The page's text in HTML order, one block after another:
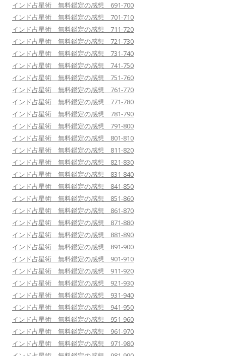
インド占星術 無料鑑定の感想 691-700
インド占星術 無料鑑定の感想 701-710
インド占星術 無料鑑定の感想 711-720
インド占星術 無料鑑定の感想 721-730
インド占星術 無料鑑定の感想 731-740
インド占星術 無料鑑定の感想 741-750
インド占星術 無料鑑定の感想 751-760
インド占星術 無料鑑定の感想 761-770
インド占星術 無料鑑定の感想 771-780
インド占星術 無料鑑定の感想 781-790
インド占星術 無料鑑定の感想 791-800
インド占星術 無料鑑定の感想 801-810
インド占星術 無料鑑定の感想 811-820
インド占星術 無料鑑定の感想 821-830
インド占星術 無料鑑定の感想 831-840
インド占星術 無料鑑定の感想 841-850
インド占星術 無料鑑定の感想 851-860
インド占星術 無料鑑定の感想 861-870
インド占星術 無料鑑定の感想 871-880
インド占星術 無料鑑定の感想 881-890
インド占星術 無料鑑定の感想 891-900
インド占星術 無料鑑定の感想 901-910
インド占星術 無料鑑定の感想 911-920
インド占星術 無料鑑定の感想 921-930
インド占星術 無料鑑定の感想 931-940
インド占星術 無料鑑定の感想 941-950
インド占星術 無料鑑定の感想 951-960
インド占星術 無料鑑定の感想 961-970
インド占星術 無料鑑定の感想 971-980